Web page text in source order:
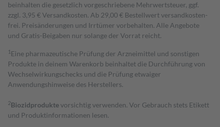
beinhalten die gesetzlich vorgeschriebene Mehrwertsteuer, ggf.
zzgl. 3,95 € Versandkosten. Ab 29,00 € Bestell­wert versand­kosten­
frei. Preisänderungen und Irrtümer vorbehalten. Alle Angebote
und Gratis-Beigaben nur solange der Vorrat reicht.
1 Eine pharmazeutische Prüfung der Arzneimittel und sonstigen
Produkte in deinem Warenkorb beinhaltet die Durchführung von
Wechselwirkungschecks und die Prüfung etwaiger
Anwendungshinweise des Herstellers.
2Biozidproduktevorsichtig verwenden. Vor Gebrauch stets Etikett
und Produktinformationen lesen.